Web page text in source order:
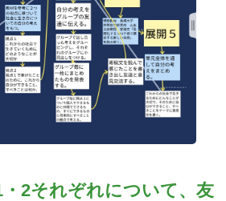
・2それぞれについて、友